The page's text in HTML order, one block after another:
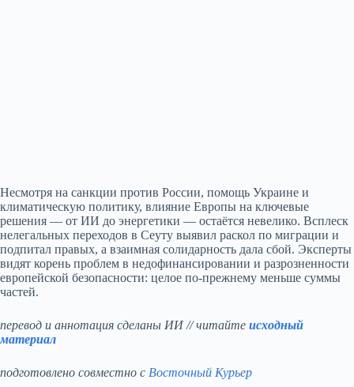
Несмотря на санкции против России, помощь Украине и
климатическую политику, влияние Европы на ключевые
решения — от ИИ до энергетики — остаётся невелико. Всплеск
нелегальных переходов в Сеуту выявил раскол по миграции и
подпитал правых, а взаимная солидарность дала сбой. Эксперты
видят корень проблем в недофинансировании и разрозненности
европейской безопасности: целое по‑прежнему меньше суммы
частей.
перевод и аннотация сделаны ИИ // читайте исходный
материал
подготовлено совместно с Восточный Курьер